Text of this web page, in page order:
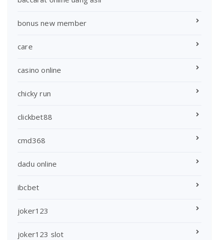
bonus new member
care
casino online
chicky run
clickbet88
cmd368
dadu online
ibcbet
joker123
joker123 slot